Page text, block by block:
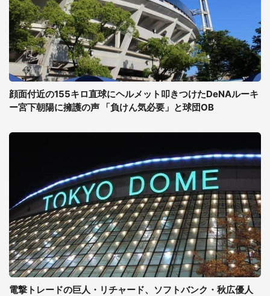
顔面付近の155キロ直球にヘルメット叩きつけたDeNAルーキ
ー宮下朝陽に擁護の声 「負けん気必要」と球団OB
電撃トレードの巨人・リチャード、ソフトバンク・秋広優人